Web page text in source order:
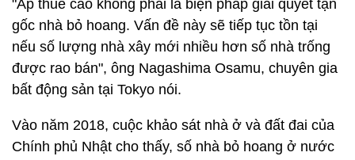
"Áp thuế cao không phải là biện pháp giải quyết tận
gốc nhà bỏ hoang. Vấn đề này sẽ tiếp tục tồn tại
nếu số lượng nhà xây mới nhiều hơn số nhà trống
được rao bán", ông Nagashima Osamu, chuyên gia
bất động sản tại Tokyo nói.
Vào năm 2018, cuộc khảo sát nhà ở và đất đai của
Chính phủ Nhật cho thấy, số nhà bỏ hoang ở nước